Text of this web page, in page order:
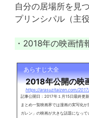
自分の居場所を見
プリンシパル（主
・2018年の映画情
あらすじ大全
2018年公開の映
https://arasuzitaizen.com/
記事公開日：2017年１月15日最終更
まとめ一覧映画界では漫画の実写化
ガレン」の映画が大きな話題になっ